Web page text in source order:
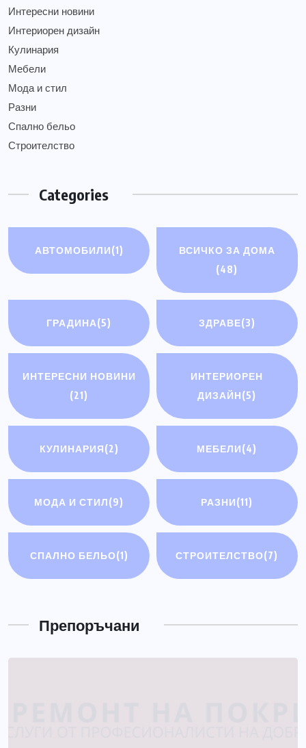
Интересни новини
Интериорен дизайн
Кулинария
Мебели
Мода и стил
Разни
Спално бельо
Строителство
Categories
АВТОМОБИЛИ(1)
ВСИЧКО ЗА ДОМА
(48)
ГРАДИНА(5) ЗДРАВЕ(3)
ИНТЕРЕСНИ НОВИНИ
(21)
ИНТЕРИОРЕН
ДИЗАЙН(5)
КУЛИНАРИЯ(2) МЕБЕЛИ(4)
МОДА И СТИЛ(9) РАЗНИ(11)
СПАЛНО БЕЛЬО(1) СТРОИТЕЛСТВО(7)
Препоръчани
РАЗНИ
ЮЛИ 14, 2026